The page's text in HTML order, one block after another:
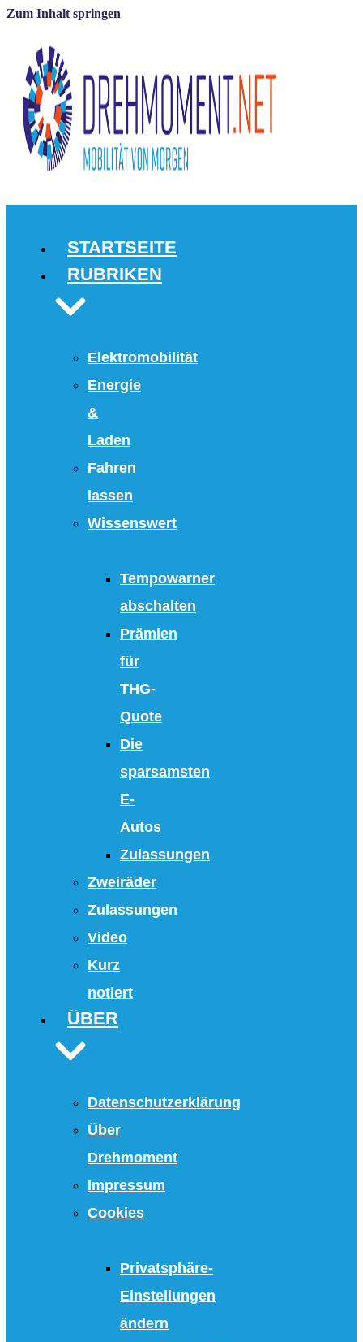
Zum Inhalt springen
STARTSEITE
RUBRIKEN
Elektromobilität
Energie
&
Laden
Fahren
lassen
Wissenswert
Tempowarner
abschalten
Prämien
für
THG-
Quote
Die
sparsamsten
E-
Autos
Zulassungen
Zweiräder
Zulassungen
Video
Kurz
notiert
ÜBER
Datenschutzerklärung
Über
Drehmoment
Impressum
Cookies
Privatsphäre-
Einstellungen
ändern